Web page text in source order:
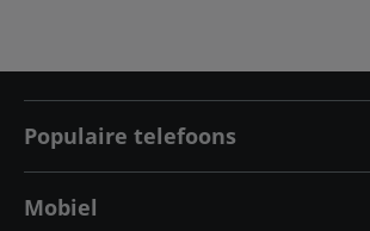
Populaire telefoons
Mobiel